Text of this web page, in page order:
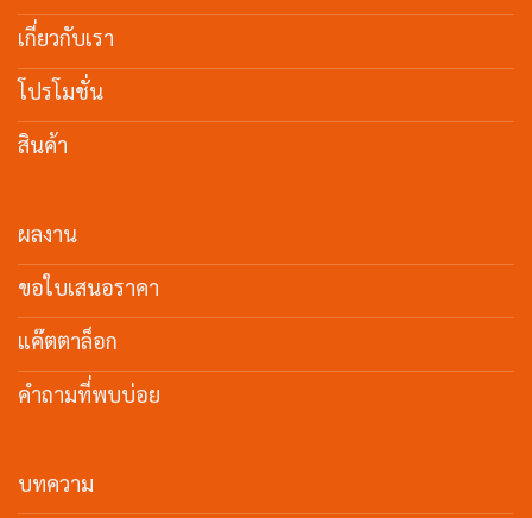
เกี่ยวกับเรา
โปรโมชั่น
สินค้า
ผลงาน
ขอใบเสนอราคา
แค๊ตตาล็อก
คำถามที่พบบ่อย
บทความ